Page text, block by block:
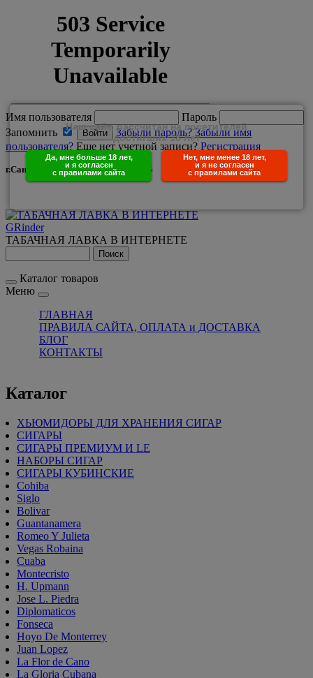
Наш сайт, рассчитан на посетителей
достигших 18 лет
Да, мне больше 18 лет,
и я согласен
с правилами сайта
Нет, мне менее 18 лет,
и я не согласен
с правилами сайта
Имя пользователя
Пароль
Запомнить
Забыли пароль? Забыли имя
пользователя? Еще нет учетной записи? Регистрация
г.Санкт-Петербург +7(950)029-25-85
GRinder
ТАБАЧНАЯ ЛАВКА В ИНТЕРНЕТЕ
Каталог товаров
Меню
ГЛАВНАЯ
ПРАВИЛА САЙТА, ОПЛАТА и ДОСТАВКА
БЛОГ
КОНТАКТЫ
Каталог
ХЬЮМИДОРЫ ДЛЯ ХРАНЕНИЯ СИГАР
СИГАРЫ
СИГАРЫ ПРЕМИУМ И LE
НАБОРЫ СИГАР
СИГАРЫ КУБИНСКИЕ
Cohiba
Siglo
Bolivar
Guantanamera
Romeo Y Julieta
Vegas Robaina
Cuaba
Montecristo
H. Upmann
Jose L. Piedra
Diplomaticos
Fonseca
Hoyo De Monterrey
Juan Lopez
La Flor de Cano
La Gloria Cubana